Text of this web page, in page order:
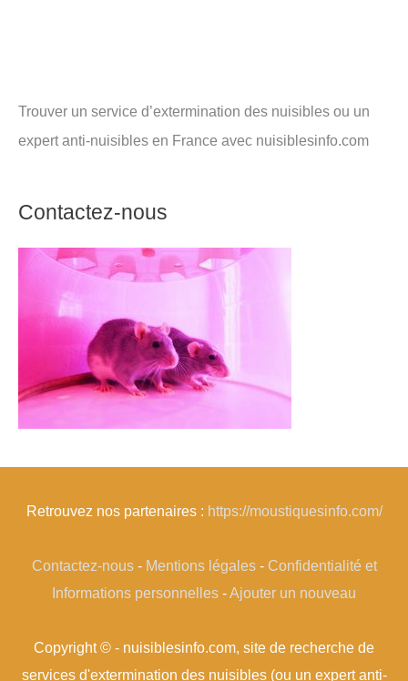
Trouver un service d’extermination des nuisibles ou un
expert anti-nuisibles en France avec nuisiblesinfo.com
Contactez-nous
Retrouvez nos partenaires : https://moustiquesinfo.com/
Contactez-nous- Mentions légales- Confidentialité et
Informations personnelles -Ajouter un nouveau
Copyright © - nuisiblesinfo.com, site de recherche de
services d'extermination des nuisibles (ou un expert anti-